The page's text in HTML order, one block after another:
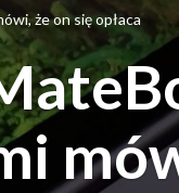
że on się opłaca